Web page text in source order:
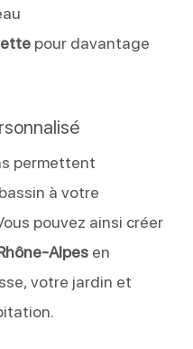
pour davantage
permettent
à votre
pouvez ainsi créer
Alpesen
votre jardin et